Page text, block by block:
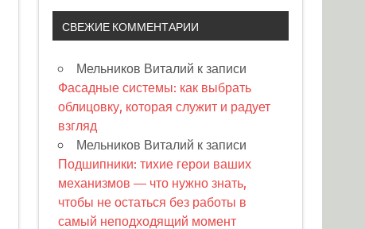
СВЕЖИЕ КОММЕНТАРИИ
Мельников Виталий к записи
Фасадные системы: как выбрать
облицовку, которая служит и радует
взгляд
Мельников Виталий к записи
Подшипники: тихие герои ваших
механизмов — что нужно знать,
чтобы не остаться без работы в
самый неподходящий момент